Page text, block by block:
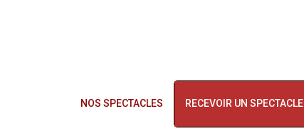
NOS SPECTACLES RECEVOIR UN SPECTACLE